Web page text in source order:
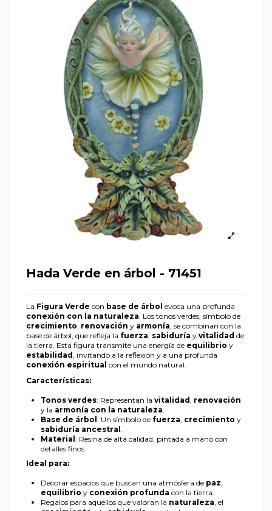
Hada Verde en árbol - 71451
La Figura Verde con base de árbol evoca una profunda
conexión con la naturaleza. Los tonos verdes, símbolo de
crecimiento, renovación y armonía, se combinan con la
base de árbol, que refleja la fuerza, sabiduría y vitalidad de
la tierra. Esta figura transmite una energía de equilibrio y
estabilidad, invitando a la reflexión y a una profunda
conexión espiritual con el mundo natural.
Características:
Tonos verdes: Representan la vitalidad, renovación
y la armonía con la naturaleza.
Base de árbol : Un símbolo de fuerza, crecimiento y
sabiduría ancestral .
Material : Resina de alta calidad, pintada a mano con
detalles finos.
Ideal para:
Decorar espacios que buscan una atmósfera de paz,
equilibrio y conexión profunda con la tierra.
Regalos para aquellos que valoran la naturaleza, el